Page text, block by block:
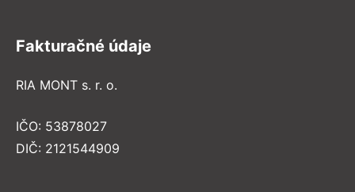
Fakturačné údaje
RIA MONT s. r. o.
IČO: 53878027
DIČ: 2121544909